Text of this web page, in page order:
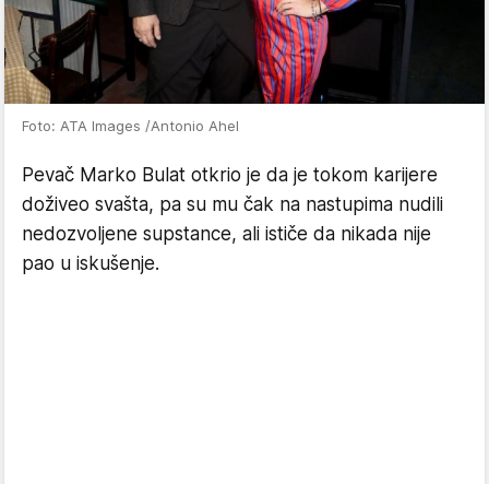
Foto: ATA Images /Antonio Ahel
Pevač Marko Bulat otkrio je da je tokom karijere
doživeo svašta, pa su mu čak na nastupima nudili
nedozvoljene supstance, ali ističe da nikada nije
pao u iskušenje.